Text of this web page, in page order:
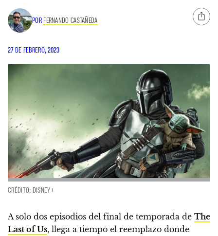
POR FERNANDO CASTAÑEDA
27 DE FEBRERO, 2023
CRÉDITO: DISNEY+
A solo dos episodios del final de temporada de The
Last of Us, llega a tiempo el reemplazo donde